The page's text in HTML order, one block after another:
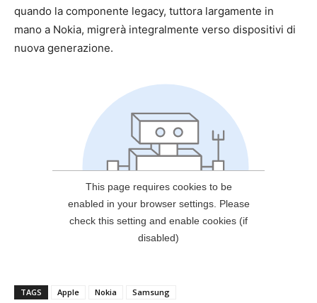
quando la componente legacy, tuttora largamente in
mano a Nokia, migrerà integralmente verso dispositivi di
nuova generazione.
TAGS Apple Nokia Samsung